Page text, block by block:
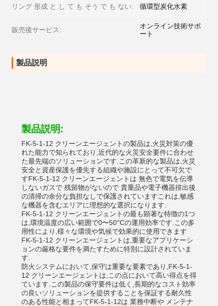
リング 形成 と し て も そう で も ない: 循環型炭化水素
販売後サービス:
オンライン技術サポ
ート
製品説明
製品説明:
FK-5-1-12 クリーンエージェントの製品は,火災対策の優
れた能力で知られており,近代的な火災安全要件に合わせ
た最先端のソリューションです.この革新的な製品は,火災
安全と資産保護を優先する組織や施設にとって不可欠で
すFK-5-1-12 クリーンエージェントは 無色で電気を伝導
しないガスで 残留物がないので 貴重品や電子機器排出後
の清掃の余分な負担なしで保護されていますこれは,敏感
な機器を含むエリアに理想的な選択になります.
FK-5-1-12 クリーンエージェントの最も顕著な特徴の1つ
は,環境温度の広い範囲で0〜50°Cの運用効率です.この多
用性により,様々な環境や気候で効果的に使用できます
FK-5-1-12 クリーンエージェントは,重要なアプリケーシ
ョンの厳格な要件を満たすために特別に設計されていま
す.
防火システムにおいて,保守は重要な要素であり,FK-5-1-
12 クリーンエージェントは,この点において高い得点を得
ています.この製品の保守要件は低く,長期的なコスト効率
の良いソリューションを提供することを保証する耐久性
のある性能と相まってFK-5-1-12は 業務中断や メンテナ